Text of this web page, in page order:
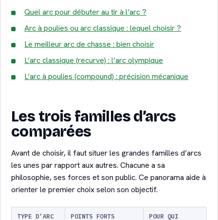
Quel arc pour débuter au tir à l’arc ?
Arc à poulies ou arc classique : lequel choisir ?
Le meilleur arc de chasse : bien choisir
L’arc classique (recurve) : l’arc olympique
L’arc à poulies (compound) : précision mécanique
Les trois familles d’arcs
comparées
Avant de choisir, il faut situer les grandes familles d’arcs
les unes par rapport aux autres. Chacune a sa
philosophie, ses forces et son public. Ce panorama aide à
orienter le premier choix selon son objectif.
TYPE D’ARC POINTS FORTS POUR QUI